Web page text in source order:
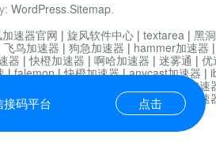
WordPress.Sitemap.
接码平台 点击
速器官网 | 旋风软件中心 | textarea | 黑
飞鸟加速器 | 狗急加速器 | hammer加速器
器 |快橙加速器 | 啊哈加速器 | 迷雾通 | 优
|falemon|快橙加速器|anycast加速器 |
小牛加速
速器|猎豹加速器 海鸥加速器|
芒果加速
|讯狗VPN